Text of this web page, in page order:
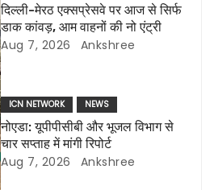
दिल्ली-मेरठ एक्सप्रेसवे पर आज से सिर्फ
डाक कांवड़, आम वाहनों की नो एंट्री
Aug 7, 2026 Ankshree
ICN NETWORK NEWS
नोएडा: यूपीपीसीबी और भूजल विभाग से
चार सप्ताह में मांगी रिपोर्ट
Aug 7, 2026 Ankshree